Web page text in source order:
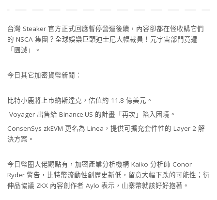
台灣 Steaker 官方正式回應暫停營運後續，內容卻都在怪收購它們
的 NSCA 集團？全球娛樂巨頭迪士尼大幅裁員！元宇宙部門竟遭
「團滅」。
今日其它加密貨幣新聞：
比特小鹿將上市納斯達克，估值約 11.8 億美元。
Voyager 出售給 Binance.US 的計畫「再次」陷入困境。
ConsenSys zkEVM 更名為 Linea，提供可擴充套件性的 Layer 2 解
決方案。
今日幣圈大佬觀點有，加密產業分析機構 Kaiko 分析師 Conor
Ryder 警告，比特幣流動性創歷史新低，留意大幅下跌的可能性；衍
伸品協議 ZKX 內容創作者 Aylo 表示，山寨幣就該好好抱著。